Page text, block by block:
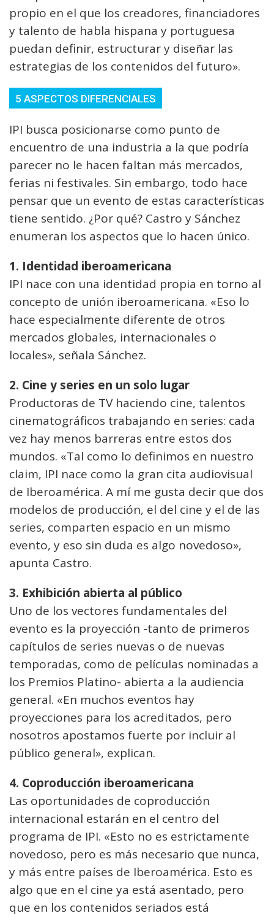
propio en el que los creadores, financiadores
y talento de habla hispana y portuguesa
puedan definir, estructurar y diseñar las
estrategias de los contenidos del futuro».
5 ASPECTOS DIFERENCIALES
IPI busca posicionarse como punto de
encuentro de una industria a la que podría
parecer no le hacen faltan más mercados,
ferias ni festivales. Sin embargo, todo hace
pensar que un evento de estas características
tiene sentido. ¿Por qué? Castro y Sánchez
enumeran los aspectos que lo hacen único.
1. Identidad iberoamericana
IPI nace con una identidad propia en torno al
concepto de unión iberoamericana. «Eso lo
hace especialmente diferente de otros
mercados globales, internacionales o
locales», señala Sánchez.
2. Cine y series en un solo lugar
Productoras de TV haciendo cine, talentos
cinematográficos trabajando en series: cada
vez hay menos barreras entre estos dos
mundos. «Tal como lo definimos en nuestro
claim, IPI nace como la gran cita audiovisual
de Iberoamérica. A mí me gusta decir que dos
modelos de producción, el del cine y el de las
series, comparten espacio en un mismo
evento, y eso sin duda es algo novedoso»,
apunta Castro.
3. Exhibición abierta al público
Uno de los vectores fundamentales del
evento es la proyección -tanto de primeros
capítulos de series nuevas o de nuevas
temporadas, como de películas nominadas a
los Premios Platino- abierta a la audiencia
general. «En muchos eventos hay
proyecciones para los acreditados, pero
nosotros apostamos fuerte por incluir al
público general», explican.
4. Coproducción iberoamericana
Las oportunidades de coproducción
internacional estarán en el centro del
programa de IPI. «Esto no es estrictamente
novedoso, pero es más necesario que nunca,
y más entre países de Iberoamérica. Esto es
algo que en el cine ya está asentado, pero
que en los contenidos seriados está